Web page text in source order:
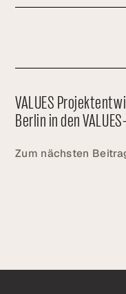
VALUES
Berlin in den
Zum nächsten